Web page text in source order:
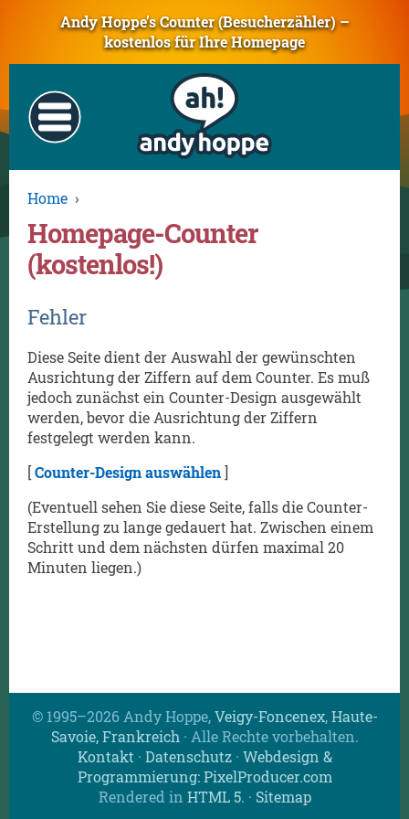
Andy Hoppe’s Counter (Besucherzähler) –
kostenlos für Ihre Homepage
Home ›
Homepage-Counter
(kostenlos!)
Fehler
Diese Seite dient der Auswahl der gewünschten
Ausrichtung der Ziffern auf dem Counter. Es muß
jedoch zunächst ein Counter-Design ausgewählt
werden, bevor die Ausrichtung der Ziffern
festgelegt werden kann.
[Counter-Design auswählen]
(Eventuell sehen Sie diese Seite, falls die Counter-
Erstellung zu lange gedauert hat. Zwischen einem
Schritt und dem nächsten dürfen maximal 20
Minuten liegen.)
© 1995–2026 Andy Hoppe,Veigy-Foncenex,Haute-
Savoie, Frankreich · Alle Rechte vorbehalten.
Kontakt · Datenschutz· Webdesign &
Programmierung: PixelProducer.com
Rendered in HTML 5. · Sitemap